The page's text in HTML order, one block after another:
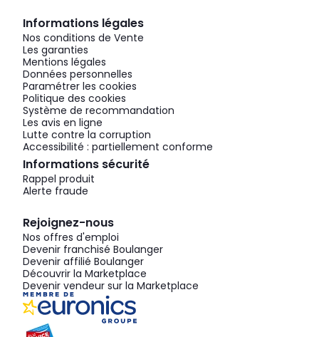
Informations légales
Nos conditions de Vente
Les garanties
Mentions légales
Données personnelles
Paramétrer les cookies
Politique des cookies
Système de recommandation
Les avis en ligne
Lutte contre la corruption
Accessibilité : partiellement conforme
Informations sécurité
Rappel produit
Alerte fraude
Rejoignez-nous
Nos offres d'emploi
Devenir franchisé Boulanger
Devenir affilié Boulanger
Découvrir la Marketplace
Devenir vendeur sur la Marketplace